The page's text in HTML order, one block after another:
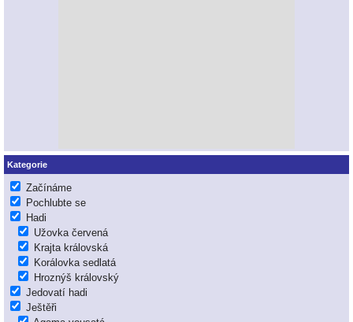
Kategorie
Začínáme
Pochlubte se
Hadi
Užovka červená
Krajta královská
Korálovka sedlatá
Hroznýš královský
Jedovatí hadi
Ještěři